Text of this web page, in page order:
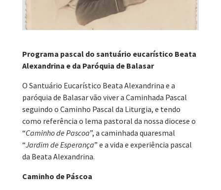
Programa pascal do santuário eucarístico Beata
Alexandrina e da Paróquia de Balasar
O Santuário Eucarístico Beata Alexandrina e a
paróquia de Balasar vão viver a Caminhada Pascal
seguindo o Caminho Pascal da Liturgia, e tendo
como referência o lema pastoral da nossa diocese o
“Caminho de Pascoa”, a caminhada quaresmal
“Jardim de Esperança” e a vida e experiência pascal
da Beata Alexandrina.
Caminho de Páscoa